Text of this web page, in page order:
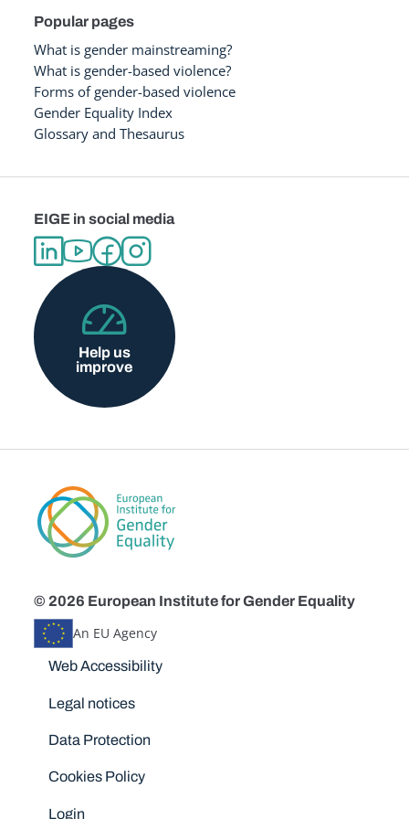
Popular pages
What is gender mainstreaming?
What is gender-based violence?
Forms of gender-based violence
Gender Equality Index
Glossary and Thesaurus
EIGE in social media
Help us
improve
© 2026 European Institute for Gender Equality
An EU Agency
Disclaimers
Web Accessibility
Legal notices
Data Protection
Cookies Policy
Login